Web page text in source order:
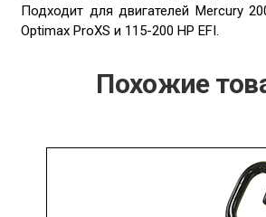
Подходит для двигателей Mercury
Optimax ProXS и 115-200 HP EFI.
Похожие